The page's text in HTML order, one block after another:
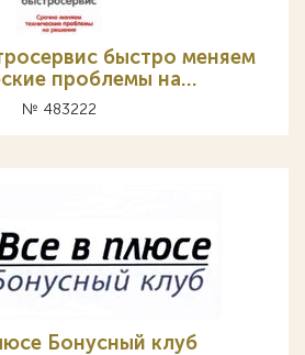
быстро меняем
проблемы на…
№ 483222
Бонусный клуб